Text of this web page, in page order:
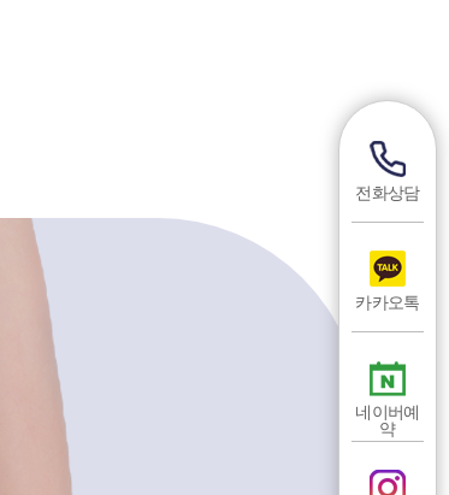
전화상담
카카오톡
네이버예
약